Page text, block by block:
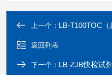
上一个： LB-T100TOC（总
返回列表
下一个： LB-ZJB快检试剂